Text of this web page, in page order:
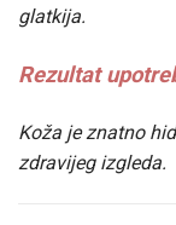
glatkija.
Rezultat
Koža je znatno
zdravijeg izgleda.